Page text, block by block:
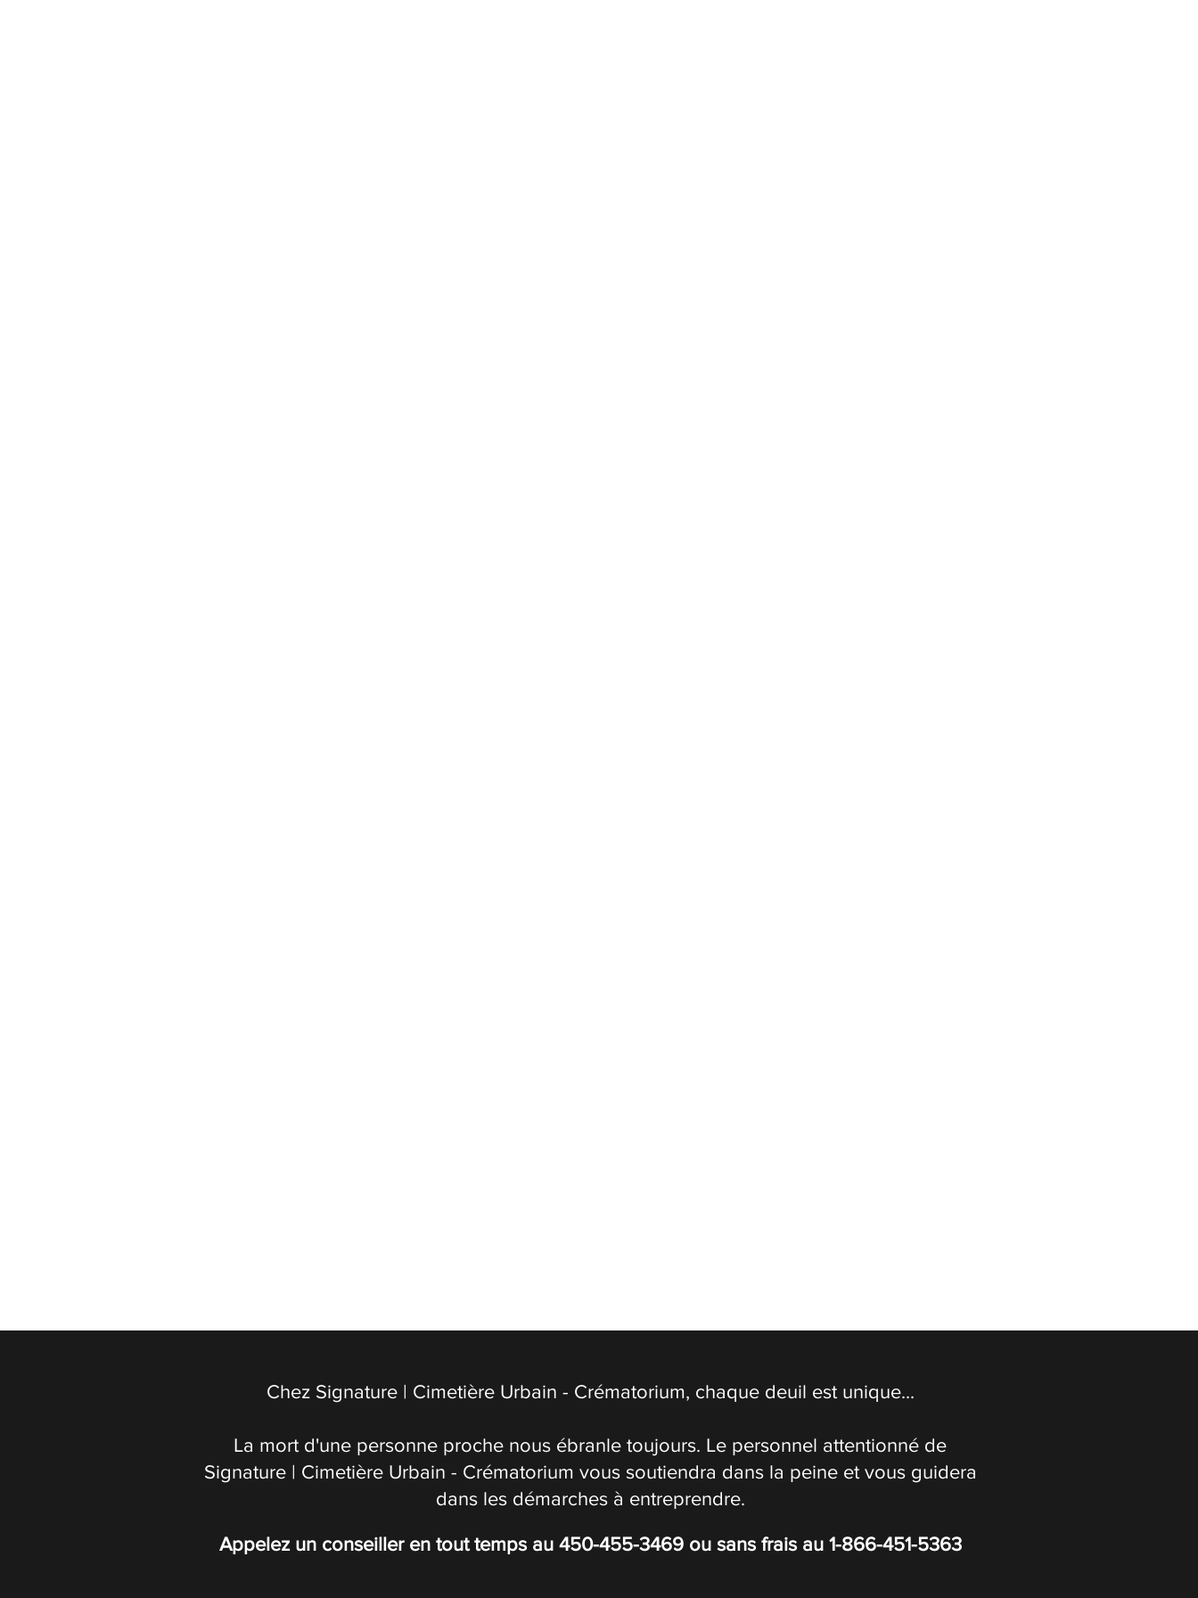
Chez Signature | Cimetière Urbain - Crématorium, chaque deuil est unique...
La mort d'une personne proche nous ébranle toujours. Le personnel attentionné de
Signature | Cimetière Urbain - Crématorium vous soutiendra dans la peine et vous guidera
dans les démarches à entreprendre.
Appelez un conseiller en tout temps au 450-455-3469ou sans frais au 1-866-451-5363